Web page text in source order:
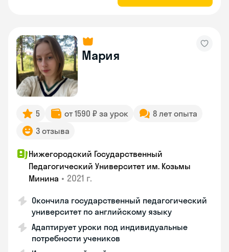
Мария
5 от 1590 ₽ за урок
8 лет опыта
3 отзыва
Нижегородский Государственный
Педагогический Университет им. Козьмы
Минина • 2021 г.
Окончила государственный педагогический
университет по английскому языку
Адаптирует уроки под индивидуальные
потребности учеников